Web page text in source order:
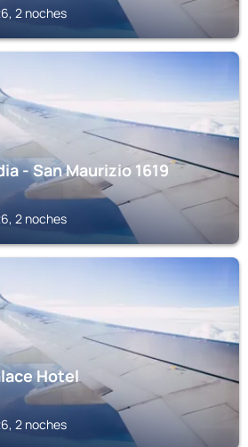
2 noches
- San Maurizio 1619
2 noches
Hotel
2 noches